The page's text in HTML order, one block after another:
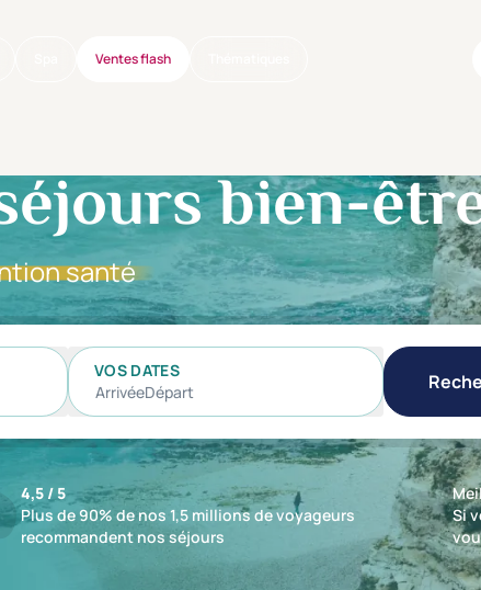
Ventes flash
bien-
santé
VOS DATES
ArrivéeDépart
4,5 / 5
Plus de 90% de nos 1,5 millions de voyageurs
recommandent nos séjours
Si